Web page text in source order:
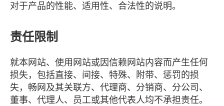
对于产品的性能、适用性、合法性的说明。
责任限制
就本网站、使用网站或因信赖网站内容而产生任何
损失，包括直接、间接、特殊、附带、惩罚的损
失，畅网及其关联方、代理商、分销商、分公司、
董事、代理人、员工或其他代表人均不承担责任。